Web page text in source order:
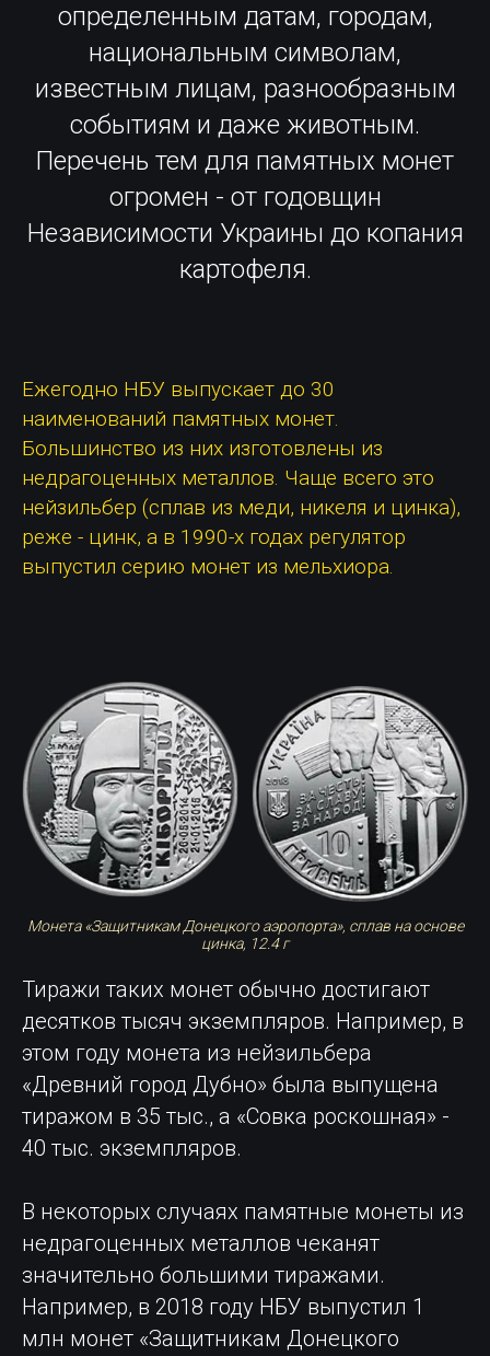
определенным датам, городам,
национальным символам,
известным лицам, разнообразным
событиям и даже животным.
Перечень тем для памятных монет
огромен - от годовщин
Независимости Украины до копания
картофеля.
Ежегодно НБУ выпускает до 30
наименований памятных монет.
Большинство из них изготовлены из
недрагоценных металлов. Чаще всего это
нейзильбер (сплав из меди, никеля и цинка),
реже - цинк, а в 1990-х годах регулятор
выпустил серию монет из мельхиора.
Монета «Защитникам Донецкого аэропорта», сплав на основе
цинка, 12.4 г
Тиражи таких монет обычно достигают
десятков тысяч экземпляров. Например, в
этом году монета из нейзильбера
«Древний город Дубно» была выпущена
тиражом в 35 тыс., а «Совка роскошная» -
40 тыс. экземпляров.
В некоторых случаях памятные монеты из
недрагоценных металлов чеканят
значительно большими тиражами.
Например, в 2018 году НБУ выпустил 1
млн монет «Защитникам Донецкого